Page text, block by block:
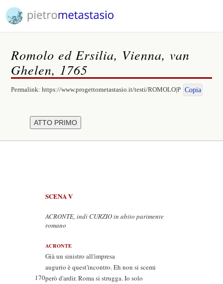
Romolo ed Ersilia, Vienna, van
Ghelen, 1765
Permalink:https://www.progettometastasio.it/testi/ROMOLO|P Copia
SCENA V
ACRONTE, indi CURZIO in abito parimente
romano
ACRONTE
Già un sinistro all'impresa
augurio è quest'incontro. Eh non si scemi
170però d'ardir. Roma si strugga. Io solo